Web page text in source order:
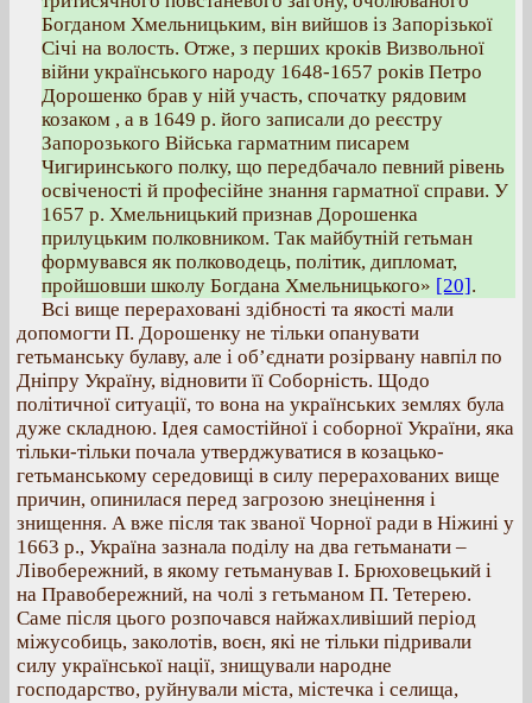
Богданом Хмельницьким, він вийшов із Запорізької
Січі на волость. Отже, з перших кроків Визвольної
війни українського народу 1648-1657 років Петро
Дорошенко брав у ній участь, спочатку рядовим
козаком , а в 1649 р. його записали до реєстру
Запорозького Війська гарматним писарем
Чигиринського полку, що передбачало певний рівень
освіченості й професійне знання гарматної справи. У
1657 р. Хмельницький признав Дорошенка
прилуцьким полковником. Так майбутній гетьман
формувався як полководець, політик, дипломат,
пройшовши школу Богдана Хмельницького» [20].
Всі вище перераховані здібності та якості мали
допомогти П. Дорошенку не тільки опанувати
гетьманську булаву, але і об’єднати розірвану навпіл по
Дніпру Україну, відновити її Соборність. Щодо
політичної ситуації, то вона на українських землях була
дуже складною. Ідея самостійної і соборної України, яка
тільки-тільки почала утверджуватися в козацько-
гетьманському середовищі в силу перерахованих вище
причин, опинилася перед загрозою знецінення і
знищення. А вже після так званої Чорної ради в Ніжині у
1663 р., Україна зазнала поділу на два гетьманати –
Лівобережний, в якому гетьманував І. Брюховецький і
на Правобережний, на чолі з гетьманом П. Тетерею.
Саме після цього розпочався найжахливіший період
міжусобиць, заколотів, воєн, які не тільки підривали
силу української нації, знищували народне
господарство, руйнували міста, містечка і селища,